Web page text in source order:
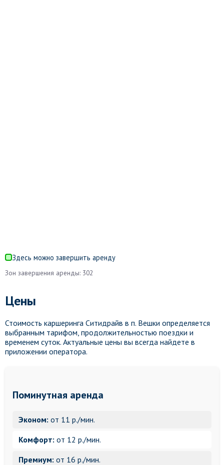
Здесь можно завершить аренду
Зон завершения аренды: 302
Цены
Стоимость каршеринга Ситидрайв в п. Вешки определяется
выбранным тарифом, продолжительностью поездки и
временем суток. Актуальные цены вы всегда найдете в
приложении оператора.
Поминутная аренда
Эконом: от 11 р./мин.
Комфорт: от 12 р./мин.
Премиум: от 16 р./мин.